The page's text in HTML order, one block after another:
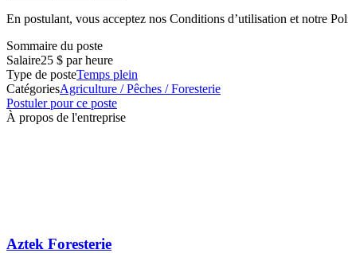
En postulant, vous acceptez nos Conditions d’utilisation et notre
Sommaire du poste
Salaire25 $ par heure
Type de posteTemps plein
CatégoriesAgriculture / Pêches / Foresterie
Postuler pour ce poste
À propos de l'entreprise
Aztek Foresterie